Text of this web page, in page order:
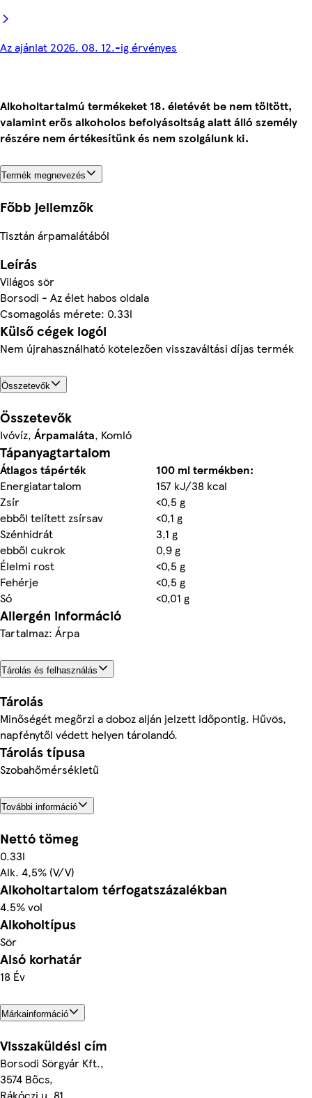
Az ajánlat 2026. 08. 12.-ig érvényes
Alkoholtartalmú termékeket 18. életévét be nem töltött,
valamint erős alkoholos befolyásoltság alatt álló személy
részére nem értékesítünk és nem szolgálunk ki.
Termék megnevezés
Főbb jellemzők
Tisztán árpamalátából
Leírás
Világos sör
Borsodi - Az élet habos oldala
Csomagolás mérete: 0.33l
Külső cégek logói
Nem újrahasználható kötelezően visszaváltási díjas termék
Összetevők
Összetevők
Ivóvíz, Árpamaláta, Komló
Tápanyagtartalom
Átlagos tápérték
100 ml termékben:
Energiatartalom
157 kJ/38 kcal
Zsír
<0,5 g
ebből telített zsírsav
<0,1 g
Szénhidrát
3,1 g
ebből cukrok
0,9 g
Élelmi rost
<0,5 g
Fehérje
<0,5 g
Só
<0,01 g
Allergén információ
Tartalmaz: Árpa
Tárolás és felhasználás
Tárolás
Minőségét megőrzi a doboz alján jelzett időpontig. Hűvös,
napfénytől védett helyen tárolandó.
Tárolás típusa
Szobahőmérsékletű
További információ
Nettó tömeg
0.33l
Alk. 4,5% (V/V)
Alkoholtartalom térfogatszázalékban
4.5% vol
Alkoholtípus
Sör
Alsó korhatár
18 Év
Márkainformáció
Visszaküldési cím
Borsodi Sörgyár Kft.,
3574 Bőcs,